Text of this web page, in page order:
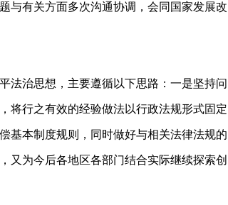
与有关方面多次沟通协调，会同国家发展改
法治思想，主要遵循以下思路：一是坚持问
将行之有效的经验做法以行政法规形式固定
基本制度规则，同时做好与相关法律法规的
又为今后各地区各部门结合实际继续探索创